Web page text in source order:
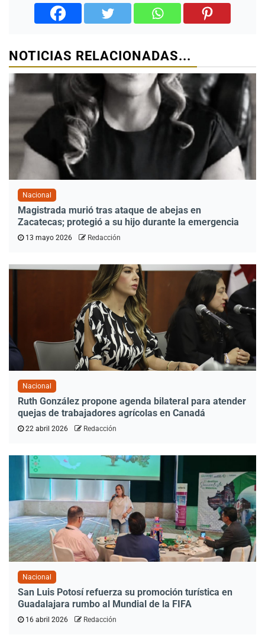
NOTICIAS RELACIONADAS...
Nacional
Magistrada murió tras ataque de abejas en
Zacatecas; protegió a su hijo durante la emergencia
13 mayo 2026 Redacción
Nacional
Ruth González propone agenda bilateral para atender
quejas de trabajadores agrícolas en Canadá
22 abril 2026 Redacción
Nacional
San Luis Potosí refuerza su promoción turística en
Guadalajara rumbo al Mundial de la FIFA
16 abril 2026 Redacción